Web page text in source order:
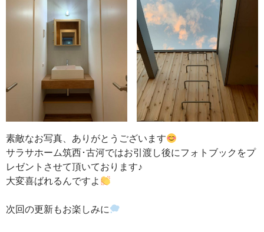
素敵なお写真、ありがとうございます
サラサホーム筑西･古河ではお引渡し後にフォトブックをプ
レゼントさせて頂いております♪
大変喜ばれるんですよ
次回の更新もお楽しみに